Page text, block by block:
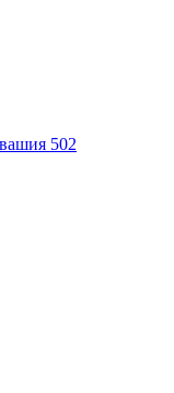
502